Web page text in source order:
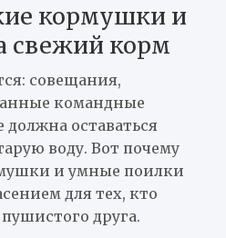
кормушки и
свежий корм
совещания,
командные
должна оставаться
воду. Вот почему
и умные поилки
для тех, кто
друга.